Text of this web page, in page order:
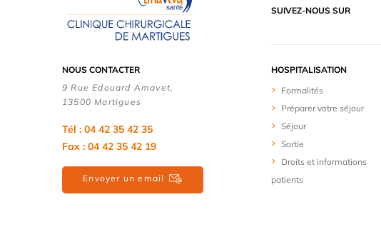
SUIVEZ-NOUS SUR
NOUS CONTACTER
9 Rue Edouard Amavet,
13500 Martigues
Tél : 04 42 35 42 35
Fax : 04 42 35 42 19
Envoyer un email
HOSPITALISATION
Formalités
Préparer votre séjour
Séjour
Sortie
Droits et informations
patients